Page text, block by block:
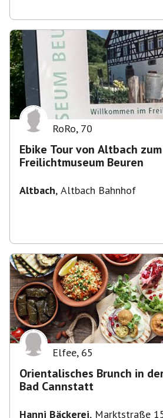
RoRo, 70
Ebike Tour von Altbach zum
Freilichtmuseum Beuren
Altbach, Altbach Bahnhof
Elfee, 65
Orientalisches Brunch in
Bad Cannstatt
Hanni Bäckerei, Marktstraße